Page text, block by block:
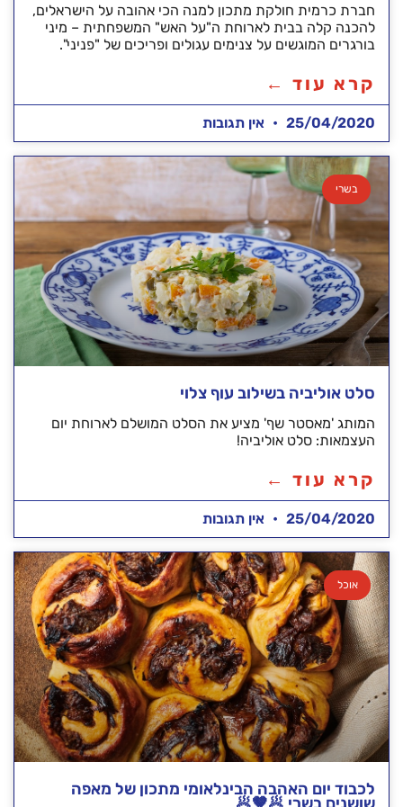
חברת כרמית חולקת מתכון למנה הכי אהובה על הישראלים,
להכנה קלה בבית לארוחת ה"על האש" המשפחתית – מיני
בורגרים המוגשים על צנימים עגולים ופריכים של "פניני".
קרא עוד ←
25/04/2020 אין תגובות
בשרי
סלט אוליביה בשילוב עוף צלוי
המותג 'מאסטר שף' מציע את הסלט המושלם לארוחת יום
העצמאות: סלט אוליביה!
קרא עוד ←
25/04/2020 אין תגובות
אוכל
לכבוד יום האהבה הבינלאומי מתכון של מאפה